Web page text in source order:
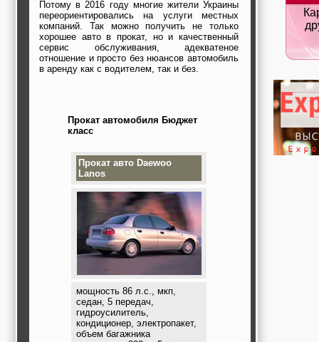
пансионаты, отели,
гостинницы
Трудоустройство,
кадровые агентства,
крюининг
Программирование
Потому в 2016 году многие жители Украины
переориентировались на услуги местных
компаний. Так можно получить не только
хорошее авто в прокат, но и качественный
сервис обслуживания, адекватеное
отношение и просто без нюансов автомобиль
в аренду как с водителем, так и без.
Прокат автомобиля Бюджет
класс
Прокат авто Daewoo
Lanos
мощность 86 л.с., мкп,
седан, 5 передач,
гидроусилитель,
кондиционер, электропакет,
объем багажника